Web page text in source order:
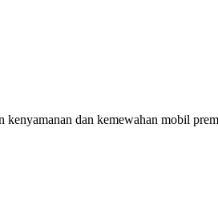
dan kemewahan mobil